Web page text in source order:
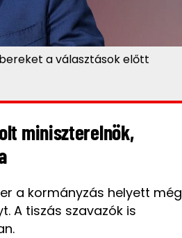
a választások előtt
miniszterelnök,
a kormányzás helyett még
A tiszás szavazók is